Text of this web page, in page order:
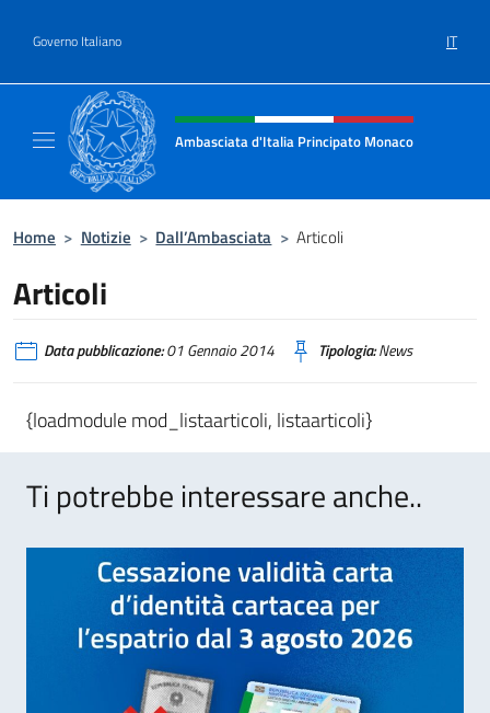
Governo Italiano IT
Intestazione sito, social e menù
Ambasciata d'Italia Principato Monaco
Home > Notizie > Dall’Ambasciata > Articoli
Articoli
Data pubblicazione:01 Gennaio 2014 Tipologia:News
{loadmodule mod_listaarticoli, listaarticoli}
Ti potrebbe interessare anche..